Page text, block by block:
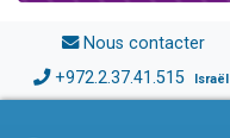
Nous contacter
+972.2.37.41.515 Israël